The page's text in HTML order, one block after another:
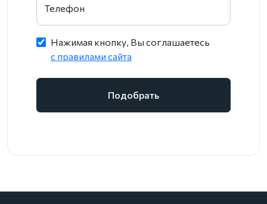
Телефон
Нажимая кнопку, Вы соглашаетесь
c правилами сайта
Подобрать